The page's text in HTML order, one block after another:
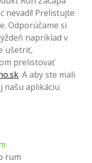
nevadí! Prelistujte
Odporúčame si
napríklad v
ušetriť,
prelistovať
. A aby ste mali
našu aplikáciu
rum